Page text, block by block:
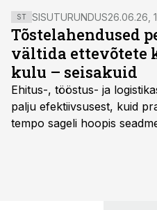
ST SISUTURUNDUS26.06.26,
Tõstelahendused
vältida ettevõtete
kulu – seisakuid
Ehitus-, tööstus- ja
palju efektiivsusest, kuid
tempo sageli hoopis